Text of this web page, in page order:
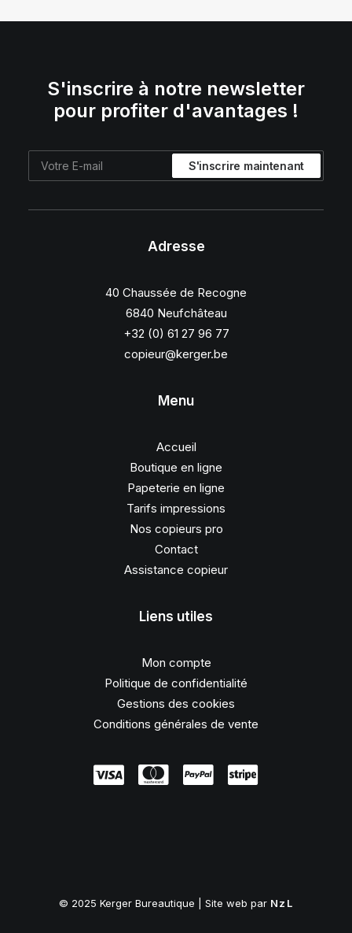
S'inscrire à notre newsletter
pour profiter d'avantages !
Adresse
40 Chaussée de Recogne
6840 Neufchâteau
+32 (0) 61 27 96 77
copieur@kerger.be
Menu
Accueil
Boutique en ligne
Papeterie en ligne
Tarifs impressions
Nos copieurs pro
Contact
Assistance copieur
Liens utiles
Mon compte
Politique de confidentialité
Gestions des cookies
Conditions générales de vente
© 2025 Kerger Bureautique | Site web par NzL